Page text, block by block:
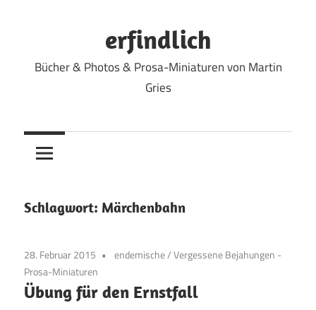
erfindlich
Bücher & Photos & Prosa-Miniaturen von Martin
Gries
Schlagwort: Märchenbahn
28. Februar 2015 endemische/Vergessene Bejahungen -
Prosa-Miniaturen
Übung für den Ernstfall